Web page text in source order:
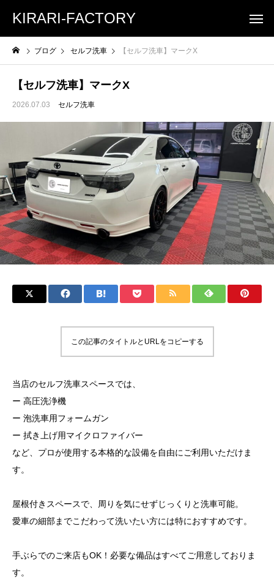
KIRARI-FACTORY
ブログ セルフ洗車 【セルフ洗車】マークX
【セルフ洗車】マークX
2026.07.03 セルフ洗車
この記事のタイトルとURLをコピーする
当店のセルフ洗車スペースでは、
ー 高圧洗浄機
ー 泡洗車用フォームガン
ー 拭き上げ用マイクロファイバー
など、プロが使用する本格的な設備を自由にご利用いただけま
す。
屋根付きスペースで、周りを気にせずじっくりと洗車可能。
愛車の細部までこだわって洗いたい方には特におすすめです。
手ぶらでのご来店もOK！必要な備品はすべてご用意しておりま
す。